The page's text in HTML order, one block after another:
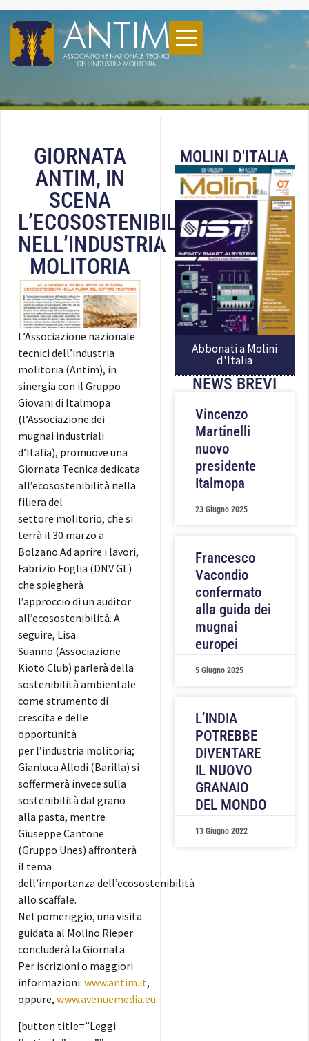
GIORNATA
ANTIM, IN
SCENA
L’ECOSOSTENIBILITÀ
NELL’INDUSTRIA
MOLITORIA
L’Associazione nazionale
tecnici dell’industria
molitoria (Antim), in
sinergia con il Gruppo
Giovani di Italmopa
(l’Associazione dei
mugnai industriali
d’Italia), promuove una
Giornata Tecnica dedicata
all’ecosostenibilità nella
filiera del
settore molitorio, che si
terrà il 30 marzo a
Bolzano.Ad aprire i lavori,
Fabrizio Foglia (DNV GL)
che spiegherà
l’approccio di un auditor
all’ecosostenibilità. A
seguire, Lisa
Suanno (Associazione
Kioto Club) parlerà della
sostenibilità ambientale
come strumento di
crescita e delle
opportunità
per l’industria molitoria;
Gianluca Allodi (Barilla) si
soffermerà invece sulla
sostenibilità dal grano
alla pasta, mentre
Giuseppe Cantone
(Gruppo Unes) affronterà
il tema
dell’importanza dell’ecosostenibilità
allo scaffale.
Nel pomeriggio, una visita
guidata al Molino Rieper
concluderà la Giornata.
Per iscrizioni o maggiori
informazioni: www.antim.it,
oppure, www.avenuemedia.eu
[button title=”Leggi
MOLINI D'ITALIA
Abbonati a Molini
d'Italia
NEWS BREVI
Vincenzo
Martinelli
nuovo
presidente
Italmopa
23 Giugno 2025
Francesco
Vacondio
confermato
alla guida dei
mugnai
europei
5 Giugno 2025
L’INDIA
POTREBBE
DIVENTARE
IL NUOVO
GRANAIO
DEL MONDO
13 Giugno 2022